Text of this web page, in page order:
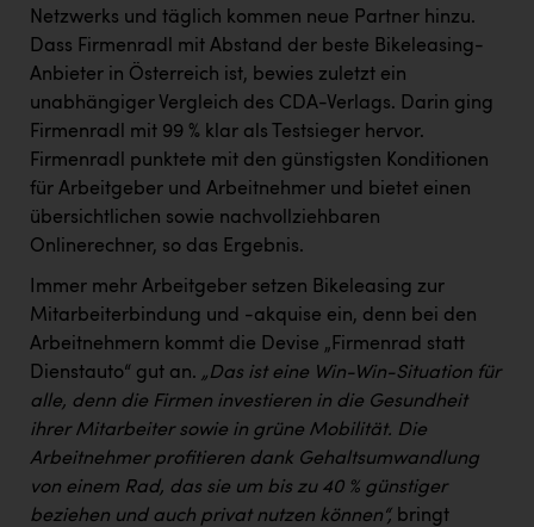
Netzwerks und täglich kommen neue Partner hinzu.
Dass Firmenradl mit Abstand der beste Bikeleasing-
Anbieter in Österreich ist, bewies zuletzt ein
unabhängiger Vergleich des CDA-Verlags. Darin ging
Firmenradl mit 99 % klar als Testsieger hervor.
Firmenradl punktete mit den günstigsten Konditionen
für Arbeitgeber und Arbeitnehmer und bietet einen
übersichtlichen sowie nachvollziehbaren
Onlinerechner, so das Ergebnis.
Immer mehr Arbeitgeber setzen Bikeleasing zur
Mitarbeiterbindung und -akquise ein, denn bei den
Arbeitnehmern kommt die Devise „Firmenrad statt
Dienstauto“ gut an. „Das ist eine Win-Win-Situation für
alle, denn die Firmen investieren in die Gesundheit
ihrer Mitarbeiter sowie in grüne Mobilität. Die
Arbeitnehmer profitieren dank Gehaltsumwandlung
von einem Rad, das sie um bis zu 40 % günstiger
beziehen und auch privat nutzen können“, bringt